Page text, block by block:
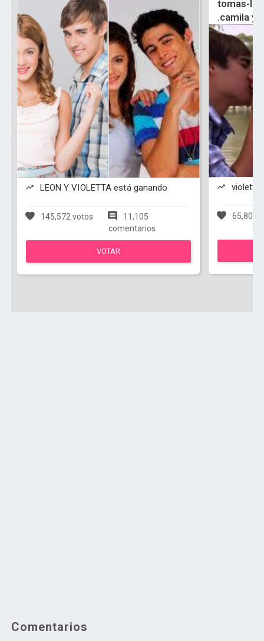
LEON Y VIOLETTA está ganando
145,572 votos
11,105
comentarios
VOTAR
tomas-
.camila y
violetta
65,803
Comentarios